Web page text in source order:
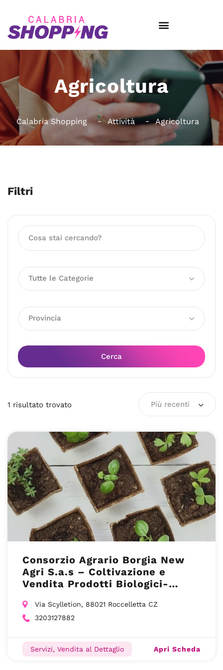
Agricoltura
Calabria Shopping Attività Agricoltura
Filtri
Tutte le Categorie
Provincia
Cerca
1 risultato trovato Più recenti
Consorzio Agrario Borgia New
Agri S.a.s – Coltivazione e
Vendita Prodotti Biologici-
Via Scylletion, 88021 Roccelletta CZ
3203127882
Servizi, Vendita al Dettaglio Apri Scheda